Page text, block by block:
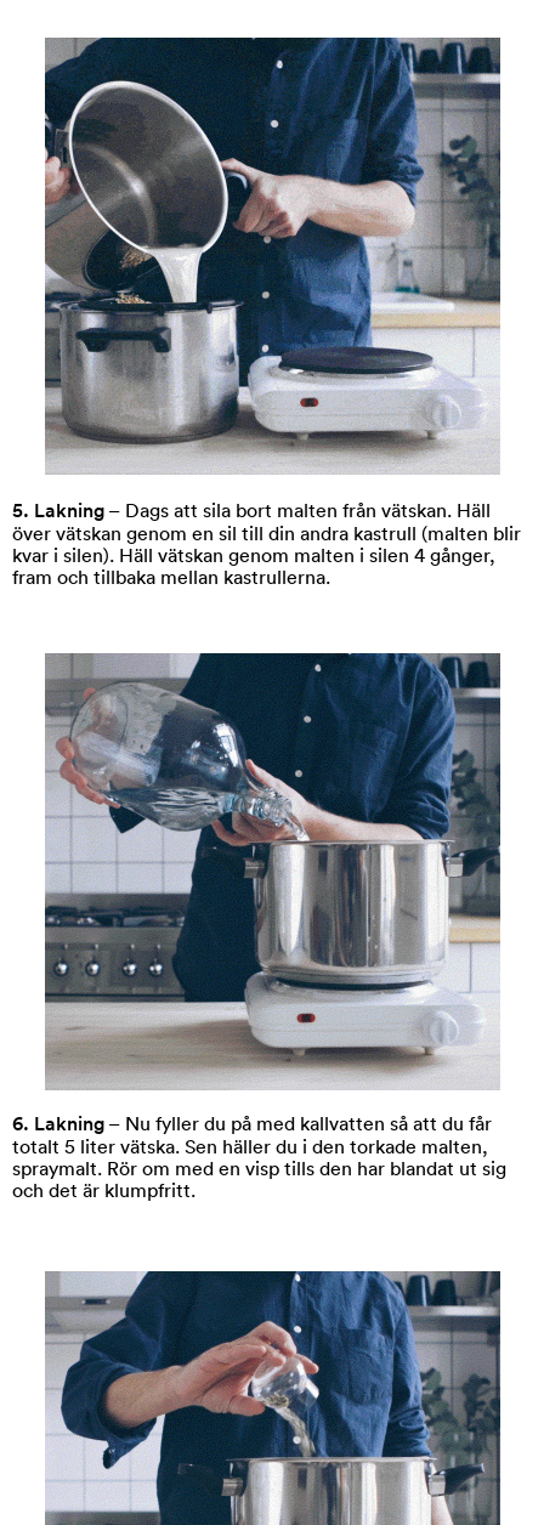
5. Lakning – Dags att sila bort malten från vätskan. Häll
över vätskan genom en sil till din andra kastrull (malten blir
kvar i silen). Häll vätskan genom malten i silen 4 gånger,
fram och tillbaka mellan kastrullerna.
6. Lakning – Nu fyller du på med kallvatten så att du får
totalt 5 liter vätska. Sen häller du i den torkade malten,
spraymalt. Rör om med en visp tills den har blandat ut sig
och det är klumpfritt.